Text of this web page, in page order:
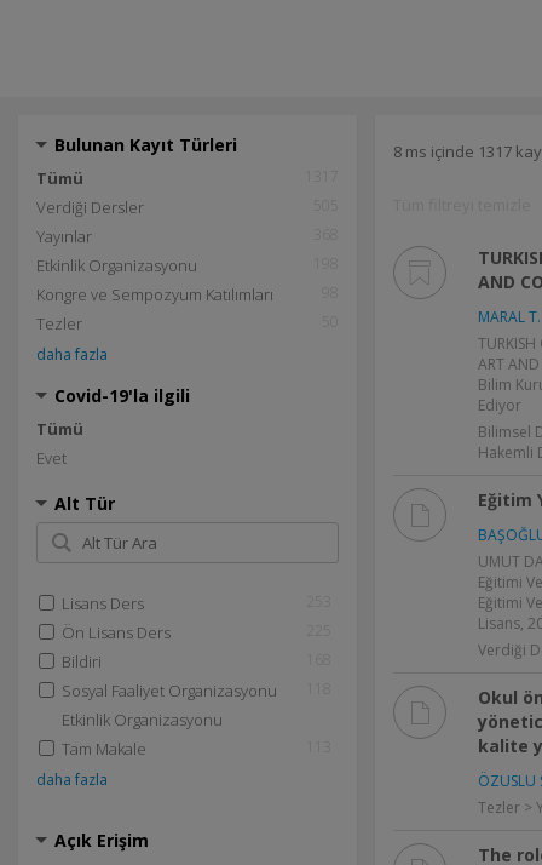
Bulunan Kayıt Türleri
Tümü
Verdiği Dersler
Yayınlar
Etkinlik Organizasyonu
Kongre ve Sempozyum Katılımları
Tezler
daha fazla
Covid-19'la ilgili
Tümü
Evet
Alt Tür
Lisans Ders
Ön Lisans Ders
Bildiri
Sosyal Faaliyet Organizasyonu
Etkinlik Organizasyonu
Tam Makale
daha fazla
Açık Erişim
8 ms içinde 1317
AND
MARAL T.
TURKISH
ART
Bilim
Ediyor
Bilimsel
Hakemli
Eğitim
UMUT
Eğitimi
Eğitimi
Lisans,
Verdiği
Okul
kalite
ÖZUSLU
Tezler >
The